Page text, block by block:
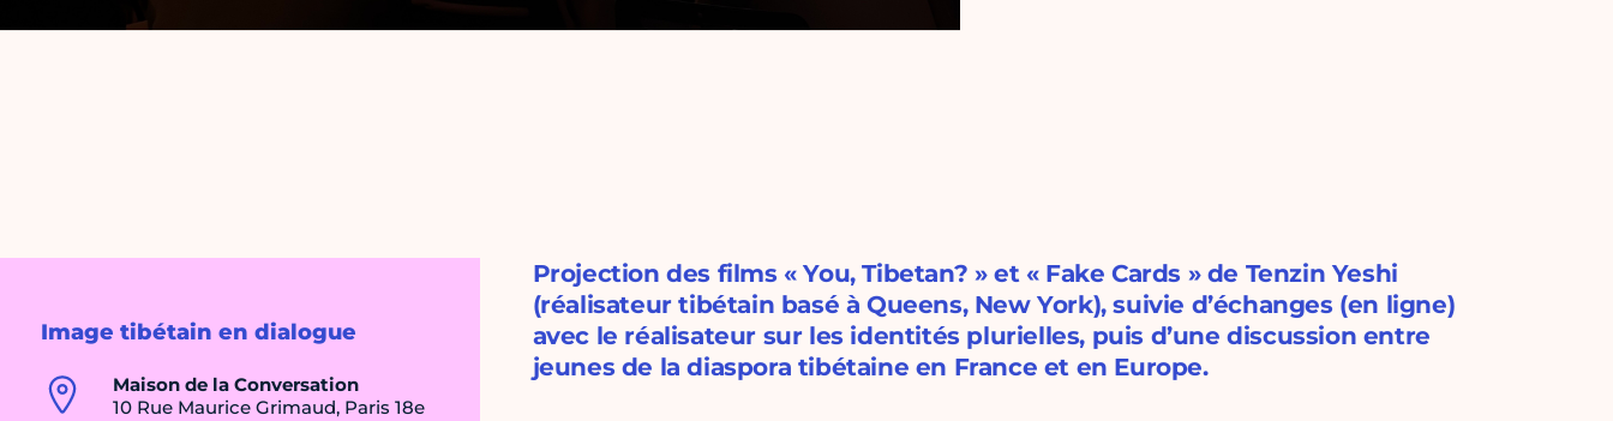
Image tibétain en dialogue
Maison de la Conversation
10 Rue Maurice Grimaud, Paris 18e
Projection des films « You, Tibetan? » et « Fake Cards » de Tenzin Yeshi
(réalisateur tibétain basé à Queens, New York), suivie d’échanges (en ligne)
avec le réalisateur sur les identités plurielles, puis d’une discussion entre
jeunes de la diaspora tibétaine en France et en Europe.